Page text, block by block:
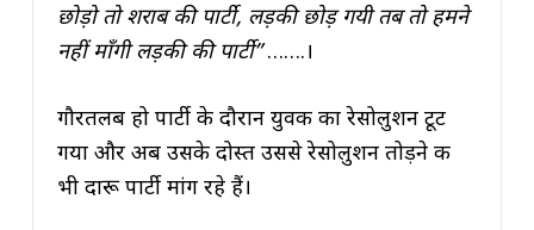
छोड़ो तो शराब की पार्टी, लड़की छोड़ गयी तब तो हमने
नहीं माँगी लड़की की पार्टी”…….।
गौरतलब हो पार्टी के दौरान युवक का रेसोलुशन टूट
गया और अब उसके दोस्त उससे रेसोलुशन तोड़ने की
भी दारू पार्टी मांग रहे हैं।